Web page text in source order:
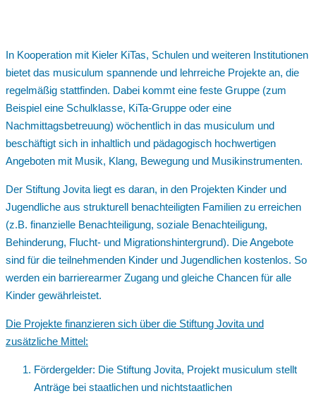
In Kooperation mit Kieler KiTas, Schulen und weiteren Institutionen
bietet das musiculum spannende und lehrreiche Projekte an, die
regelmäßig stattfinden. Dabei kommt eine feste Gruppe (zum
Beispiel eine Schulklasse, KiTa-Gruppe oder eine
Nachmittagsbetreuung) wöchentlich in das musiculum und
beschäftigt sich in inhaltlich und pädagogisch hochwertigen
Angeboten mit Musik, Klang, Bewegung und Musikinstrumenten.
Der Stiftung Jovita liegt es daran, in den Projekten Kinder und
Jugendliche aus strukturell benachteiligten Familien zu erreichen
(z.B. finanzielle Benachteiligung, soziale Benachteiligung,
Behinderung, Flucht- und Migrationshintergrund). Die Angebote
sind für die teilnehmenden Kinder und Jugendlichen kostenlos. So
werden ein barrierearmer Zugang und gleiche Chancen für alle
Kinder gewährleistet.
Die Projekte finanzieren sich über die Stiftung Jovita und
zusätzliche Mittel:
Fördergelder: Die Stiftung Jovita, Projekt musiculum stellt
Anträge bei staatlichen und nichtstaatlichen